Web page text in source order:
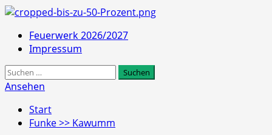
Primäres
Menü
Feuerwerk 2026/2027
Impressum
Suchen
nach:
Ansehen
Start
Funke >> Kawumm